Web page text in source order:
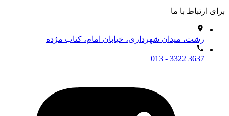
برای ارتباط با ما
رشت، میدان شهرداری، خیابان امام، کتاب مژده
013 - 3322 3637